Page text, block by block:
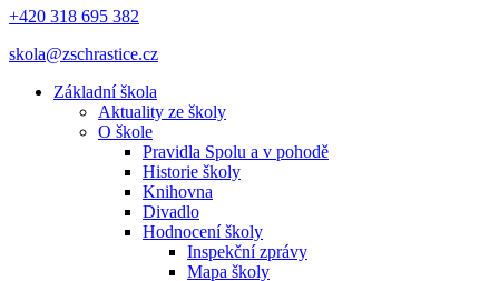
+420 318 695 382
skola@zschrastice.cz
Základní škola
Aktuality ze školy
O škole
Pravidla Spolu a v pohodě
Historie školy
Knihovna
Divadlo
Hodnocení školy
Inspekční zprávy
Mapa školy